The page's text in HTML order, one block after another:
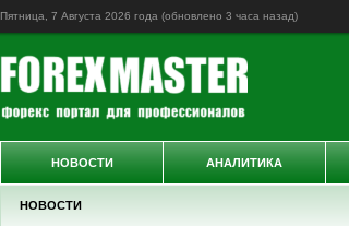
Пятница, 7 Августа 2026 года (обновлено 3 часа назад)
НОВОСТИ
НОВОСТИ АНАЛИТИКА